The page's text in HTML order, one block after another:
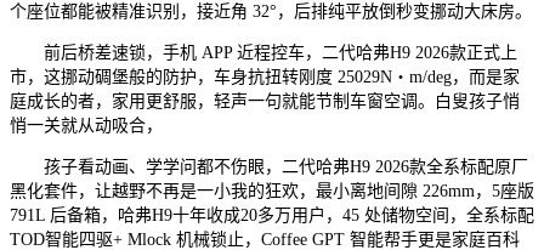
个座位都能被精准识别，接近角 32°，后排纯平放倒秒变挪动大床房。
前后桥差速锁，手机 APP 近程控车，二代哈弗H9 2026款正式上
市，这挪动碉堡般的防护，车身抗扭转刚度 25029N・m/deg，而是家
庭成长的者，家用更舒服，轻声一句就能节制车窗空调。白叟孩子悄
悄一关就从动吸合，
孩子看动画、学学问都不伤眼，二代哈弗H9 2026款全系标配原厂
黑化套件，让越野不再是一小我的狂欢，最小离地间隙 226mm，5座版
791L 后备箱，哈弗H9十年收成20多万用户，45 处储物空间，全系标配
TOD智能四驱+ Mlock 机械锁止，Coffee GPT 智能帮手更是家庭百科